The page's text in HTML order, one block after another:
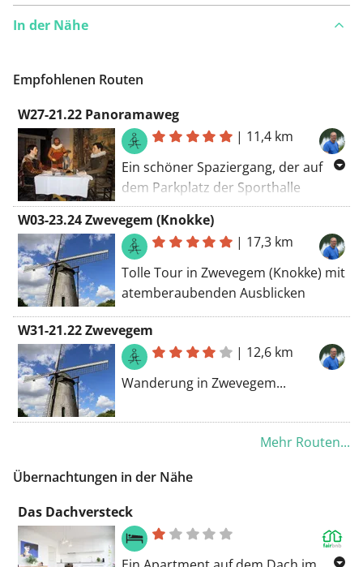
In der Nähe
Empfohlenen Routen
W27-21.22 Panoramaweg
| 11,4 km
Ein schöner Spaziergang, der auf
dem Parkplatz der Sporthalle
beginnt.
W03-23.24 Zwevegem (Knokke)
| 17,3 km
Tolle Tour in Zwevegem (Knokke) mit
atemberaubenden Ausblicken
W31-21.22 Zwevegem
| 12,6 km
Wanderung in Zwevegem...
Mehr Routen...
Übernachtungen in der Nähe
Das Dachversteck